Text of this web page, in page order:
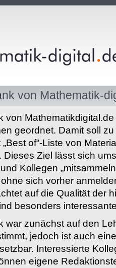
von Mathematik-
von
geordnet. Damit soll
of“-Liste von
Dieses Ziel lässt sich
Kollegen
sich vorher
auf die Qualität der
besonders
war zunächst auf den
jedoch ist auch
Interessierte
eigene